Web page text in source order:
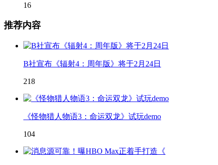
16
推荐内容
B社宣布《辐射4：周年版》将于2月24日
218
《怪物猎人物语3：命运双龙》试玩demo
104